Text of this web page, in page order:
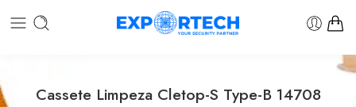
Cassete Limpeza Cletop-S Type-B 14708